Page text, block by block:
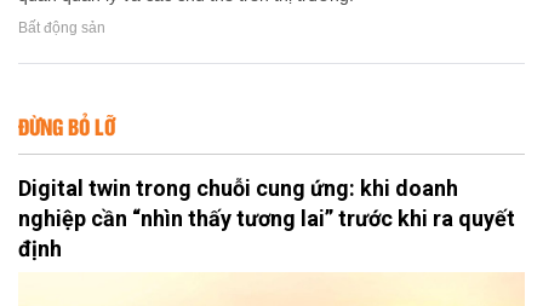
Bất động sản
ĐỪNG BỎ LỠ
Digital twin trong chuỗi cung ứng: khi doanh
nghiệp cần “nhìn thấy tương lai” trước khi ra quyết
định